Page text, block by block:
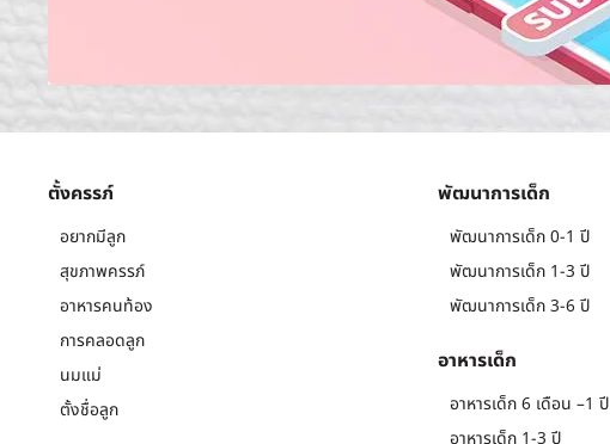
ตั้งครรภ์
อยากมีลูก
สุขภาพครรภ์
อาหารคนท้อง
การคลอดลูก
นมแม่
ตั้งชื่อลูก
พัฒนาการเด็ก
พัฒนาการเด็ก 0-1 ปี
พัฒนาการเด็ก 1-3 ปี
พัฒนาการเด็ก 3-6 ปี
อาหารเด็ก
อาหารเด็ก 6 เดือน –1 ปี
อาหารเด็ก 1-3 ปี